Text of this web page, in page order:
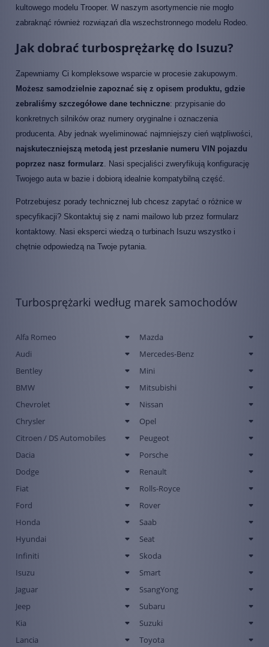
kultowego modelu Trooper. W naszym asortymencie nie mogło
zabraknąć również rozwiązań dla wszechstronnego modelu Rodeo.
Jak dobrać turbosprężarkę do Isuzu?
Zapewniamy Ci kompleksowe wsparcie w procesie zakupowym.
Możesz samodzielnie zapoznać się z opisem produktu, gdzie
zebraliśmy szczegółowe dane techniczne: przypisanie do
konkretnych silników oraz numery oryginalne i oznaczenia
producenta. Aby jednak wyeliminować najmniejszy cień wątpliwości,
najskuteczniejszą metodą jest przesłanie numeru VIN pojazdu
poprzez nasz formularz . Nasi specjaliści zweryfikują konfigurację
Twojego auta w bazie i dobiorą idealnie kompatybilną część.
Potrzebujesz porady technicznej lub chcesz zapytać o różnice w
specyfikacji? Skontaktuj się z nami mailowo lub przez formularz
kontaktowy. Nasi eksperci wiedzą o turbinach Isuzu wszystko i
chętnie odpowiedzą na Twoje pytania.
Turbosprężarki według marek samochodów
Alfa Romeo
Audi
Bentley
BMW
Chevrolet
Chrysler
Citroen / DS Automobiles
Dacia
Dodge
Fiat
Ford
Honda
Hyundai
Infiniti
Isuzu
Jaguar
Jeep
Kia
Lancia
Mazda
Mercedes-Benz
Mini
Mitsubishi
Nissan
Opel
Peugeot
Porsche
Renault
Rolls-Royce
Rover
Saab
Seat
Skoda
Smart
SsangYong
Subaru
Suzuki
Toyota